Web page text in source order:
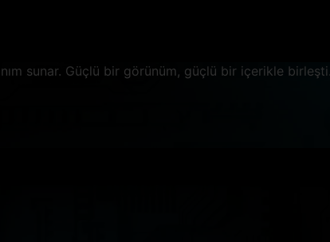
sunar. Güçlü bir görünüm, güçlü bir içerikle birleşti.